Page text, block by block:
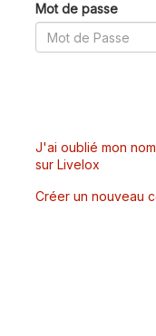
Mot de passe
J'ai oublié mon
sur Livelox
Créer un nouveau